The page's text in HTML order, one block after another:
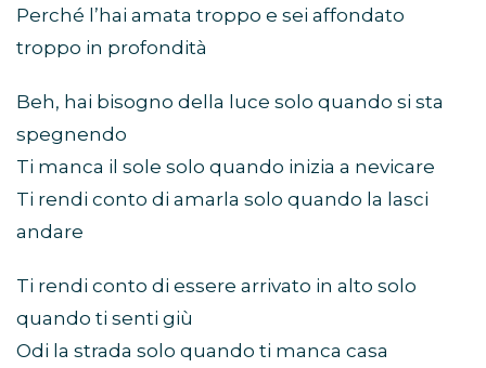
Perché l’hai amata troppo e sei affondato
troppo in profondità
Beh, hai bisogno della luce solo quando si sta
spegnendo
Ti manca il sole solo quando inizia a nevicare
Ti rendi conto di amarla solo quando la lasci
andare
Ti rendi conto di essere arrivato in alto solo
quando ti senti giù
Odi la strada solo quando ti manca casa